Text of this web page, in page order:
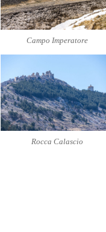
Campo Imperatore
Rocca Calascio